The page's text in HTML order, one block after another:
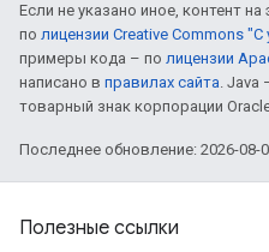
Если не указано иное, контент
по лицензии Creative Commons
примеры кода – по лицензии
написано в правилах сайта. Java
товарный знак корпорации
Последнее обновление: 2026-08-
Полезные ссылки